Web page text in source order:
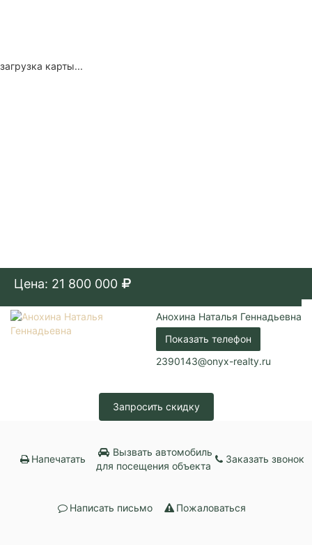
загрузка карты...
Цена: 21 800 000
Анохина Наталья Геннадьевна
Показать телефон
2390143@onyx-realty.ru
Запросить скидку
Напечатать
Вызвать автомобиль
для посещения объекта
Заказать звонок
Написать письмо Пожаловаться